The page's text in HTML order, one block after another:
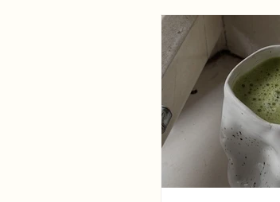
Nouvelle (brume)